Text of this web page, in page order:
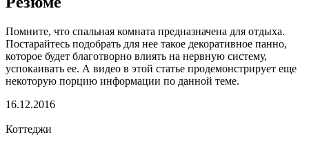
Помните, что спальная комната предназначена для отдыха.
Постарайтесь подобрать для нее такое декоративное панно,
которое будет благотворно влиять на нервную систему,
успокаивать ее. А видео в этой статье продемонстрирует еще
некоторую порцию информации по данной теме.
16.12.2016
Коттеджи